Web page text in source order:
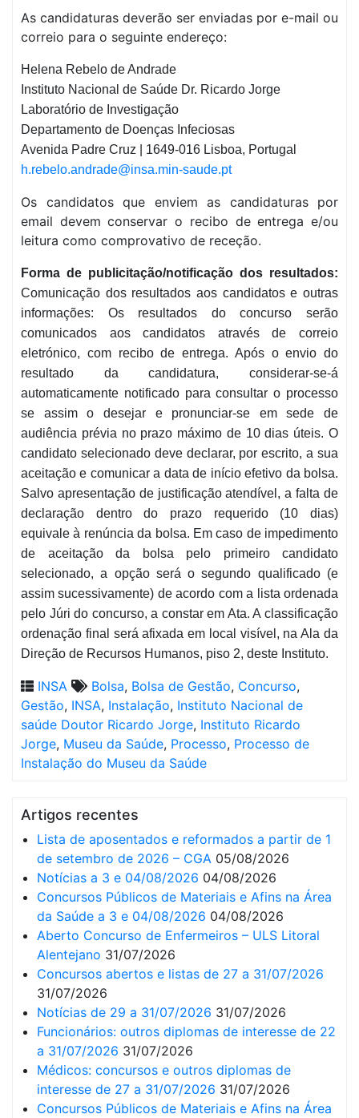
As candidaturas deverão ser enviadas por e-mail ou
correio para o seguinte endereço:
Helena Rebelo de Andrade
Instituto Nacional de Saúde Dr. Ricardo Jorge
Laboratório de Investigação
Departamento de Doenças Infeciosas
Avenida Padre Cruz | 1649-016 Lisboa, Portugal
h.rebelo.andrade@insa.min-saude.pt
Os candidatos que enviem as candidaturas por
email devem conservar o recibo de entrega e/ou
leitura como comprovativo de receção.
Forma de publicitação/notificação dos resultados:
Comunicação dos resultados aos candidatos e outras
informações: Os resultados do concurso serão
comunicados aos candidatos através de correio
eletrónico, com recibo de entrega. Após o envio do
resultado da candidatura, considerar-se-á
automaticamente notificado para consultar o processo
se assim o desejar e pronunciar-se em sede de
audiência prévia no prazo máximo de 10 dias úteis. O
candidato selecionado deve declarar, por escrito, a sua
aceitação e comunicar a data de início efetivo da bolsa.
Salvo apresentação de justificação atendível, a falta de
declaração dentro do prazo requerido (10 dias)
equivale à renúncia da bolsa. Em caso de impedimento
de aceitação da bolsa pelo primeiro candidato
selecionado, a opção será o segundo qualificado (e
assim sucessivamente) de acordo com a lista ordenada
pelo Júri do concurso, a constar em Ata. A classificação
ordenação final será afixada em local visível, na Ala da
Direção de Recursos Humanos, piso 2, deste Instituto.
INSA Bolsa, Bolsa de Gestão, Concurso,
Gestão, INSA, Instalação, Instituto Nacional de
saúde Doutor Ricardo Jorge, Instituto Ricardo
Jorge, Museu da Saúde, Processo, Processo de
Instalação do Museu da Saúde
Artigos recentes
Lista de aposentados e reformados a partir de 1
de setembro de 2026 – CGA 05/08/2026
Notícias a 3 e 04/08/2026 04/08/2026
Concursos Públicos de Materiais e Afins na Área
da Saúde a 3 e 04/08/2026 04/08/2026
Aberto Concurso de Enfermeiros – ULS Litoral
Alentejano 31/07/2026
Concursos abertos e listas de 27 a 31/07/2026
31/07/2026
Notícias de 29 a 31/07/2026 31/07/2026
Funcionários: outros diplomas de interesse de 22
a 31/07/2026 31/07/2026
Médicos: concursos e outros diplomas de
interesse de 27 a 31/07/2026 31/07/2026
Concursos Públicos de Materiais e Afins na Área